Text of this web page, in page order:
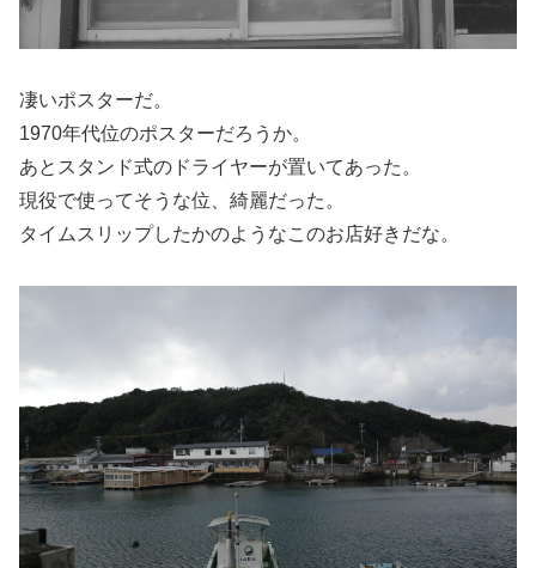
凄いポスターだ。
1970年代位のポスターだろうか。
あとスタンド式のドライヤーが置いてあった。
現役で使ってそうな位、綺麗だった。
タイムスリップしたかのようなこのお店好きだな。